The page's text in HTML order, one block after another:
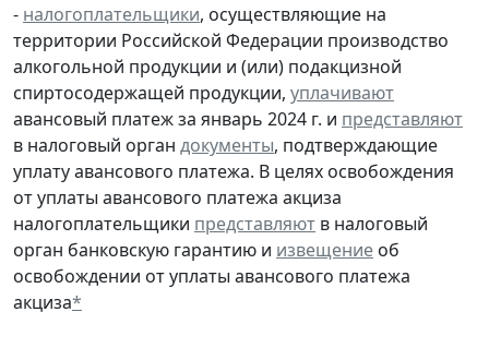
- налогоплательщики, осуществляющие на
территории Российской Федерации производство
алкогольной продукции и (или) подакцизной
спиртосодержащей продукции, уплачивают
авансовый платеж за январь 2024 г. и представляют
в налоговый орган документы, подтверждающие
уплату авансового платежа. В целях освобождения
от уплаты авансового платежа акциза
налогоплательщики представляют в налоговый
орган банковскую гарантию и извещение об
освобождении от уплаты авансового платежа
акциза*